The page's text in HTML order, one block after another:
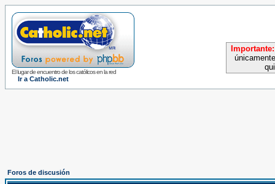
El lugar de encuentro de los católicos en la red
Ir a Catholic.net
Importante:
Foros de discusión